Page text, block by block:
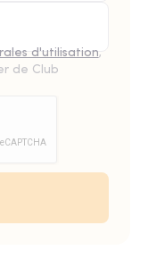
d'utilisation,
de Club